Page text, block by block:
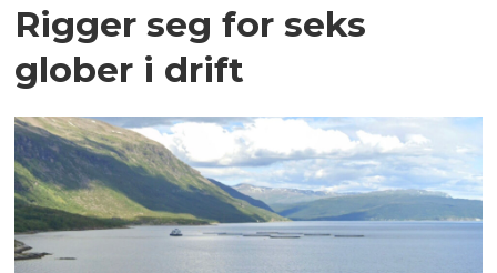
Rigger seg for seks
glober i drift